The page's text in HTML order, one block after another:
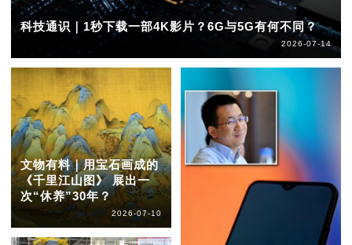
科技通识｜1秒下载一部4K影片？6G与5G有何不同？
2026-07-14
文物有料｜用宝石画成的
《千里江山图》 展出一
次“休养”30年？
2026-07-10